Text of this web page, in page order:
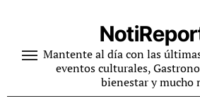
contenidoMantente al día con las
eventos culturales,
bienestar y mucho